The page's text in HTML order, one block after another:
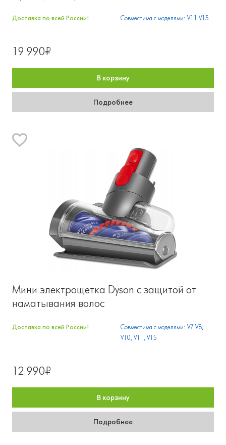
Доставка по всей России! Совместима с моделями: V11 V15
19 990₽
В корзину
Подробнее
Мини электрощетка Dyson с защитой от
наматывания волос
Доставка по всей России!
Совместима с моделями: V7 V8,
V10, V11, V15
12 990₽
В корзину
Подробнее